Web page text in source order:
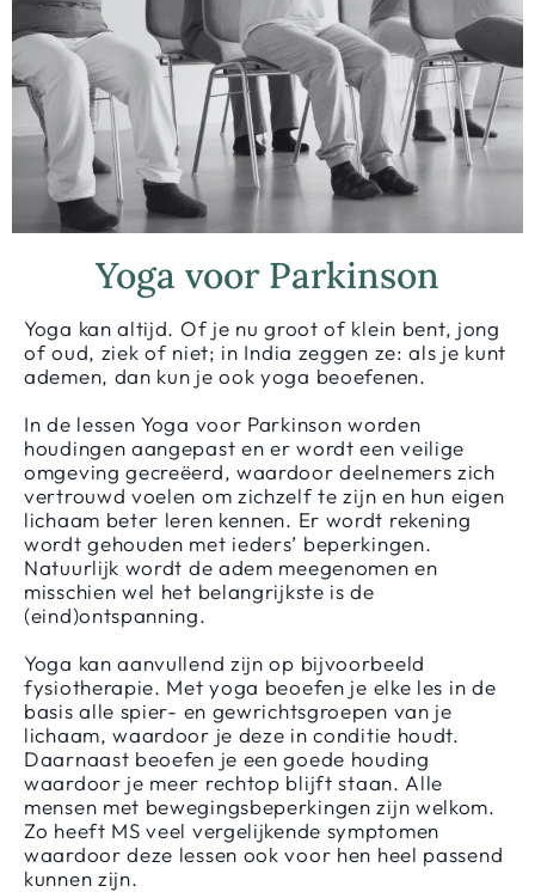
Yoga voor Parkinson
Yoga kan altijd. Of je nu groot of klein bent, jong
of oud, ziek of niet; in India zeggen ze: als je kunt
ademen, dan kun je ook yoga beoefenen.
In de lessen Yoga voor Parkinson worden
houdingen aangepast en er wordt een veilige
omgeving gecreëerd, waardoor deelnemers zich
vertrouwd voelen om zichzelf te zijn en hun eigen
lichaam beter leren kennen. Er wordt rekening
wordt gehouden met ieders’ beperkingen.
Natuurlijk wordt de adem meegenomen en
misschien wel het belangrijkste is de
(eind)ontspanning.
Yoga kan aanvullend zijn op bijvoorbeeld
fysiotherapie. Met yoga beoefen je elke les in de
basis alle spier- en gewrichtsgroepen van je
lichaam, waardoor je deze in conditie houdt.
Daarnaast beoefen je een goede houding
waardoor je meer rechtop blijft staan. Alle
mensen met bewegingsbeperkingen zijn welkom.
Zo heeft MS veel vergelijkende symptomen
waardoor deze lessen ook voor hen heel passend
kunnen zijn.